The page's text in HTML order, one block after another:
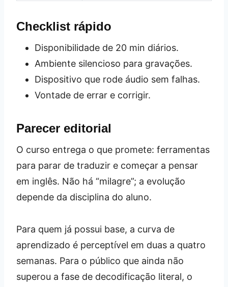
Checklist rápido
Disponibilidade de 20 min diários.
Ambiente silencioso para gravações.
Dispositivo que rode áudio sem falhas.
Vontade de errar e corrigir.
Parecer editorial
O curso entrega o que promete: ferramentas
para parar de traduzir e começar a pensar
em inglês. Não há “milagre”; a evolução
depende da disciplina do aluno.
Para quem já possui base, a curva de
aprendizado é perceptível em duas a quatro
semanas. Para o público que ainda não
superou a fase de decodificação literal, o